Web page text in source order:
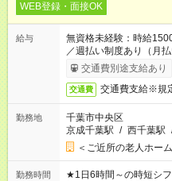
WEB登録・面接OK
給与
無資格未経験：時給
／週払い制度あり（月
了次第のお支払いとなり
交通費別途支給あり
交通費 交通費支給※規
勤務地
千葉市中央区
京成千葉駅 / 西千葉駅
＜ご近所の老人ホー
勤務時間
★1日6時間～の時短シフトOK ★もちろんフルタイ